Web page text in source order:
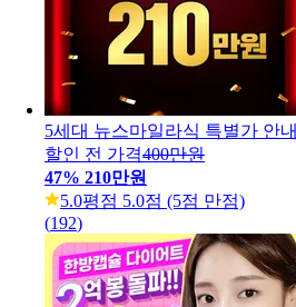
5세대 뉴스마일라식 특별가 안내
할인 전 가격400만원
47% 210만원
5.0평점 5.0점 (5점 만점)
(192)